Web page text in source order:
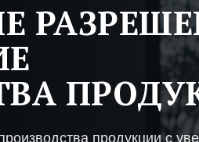
продукции с